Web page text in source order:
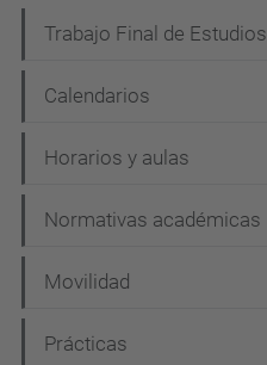
Trabajo Final de Estudios
Calendarios
Horarios y aulas
Normativas académicas
Movilidad
Prácticas